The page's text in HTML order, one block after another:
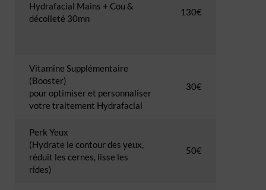
Hydrafacial Mains + Cou &
décolleté 30mn
130€
Vitamine Supplémentaire
(Booster)
pour optimiser et personnaliser
votre traitement Hydrafacial
30€
Perk Yeux
(Hydrate le contour des yeux,
réduit les cernes, lisse les
rides)
50€